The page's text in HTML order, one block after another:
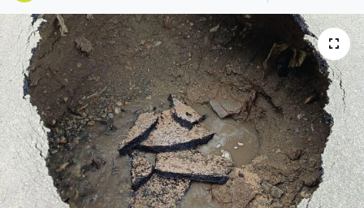
Çevre
Dünya
Eğitim
Ekonomi
Genel
Son Dakika Haberleri
Haber Arşivi